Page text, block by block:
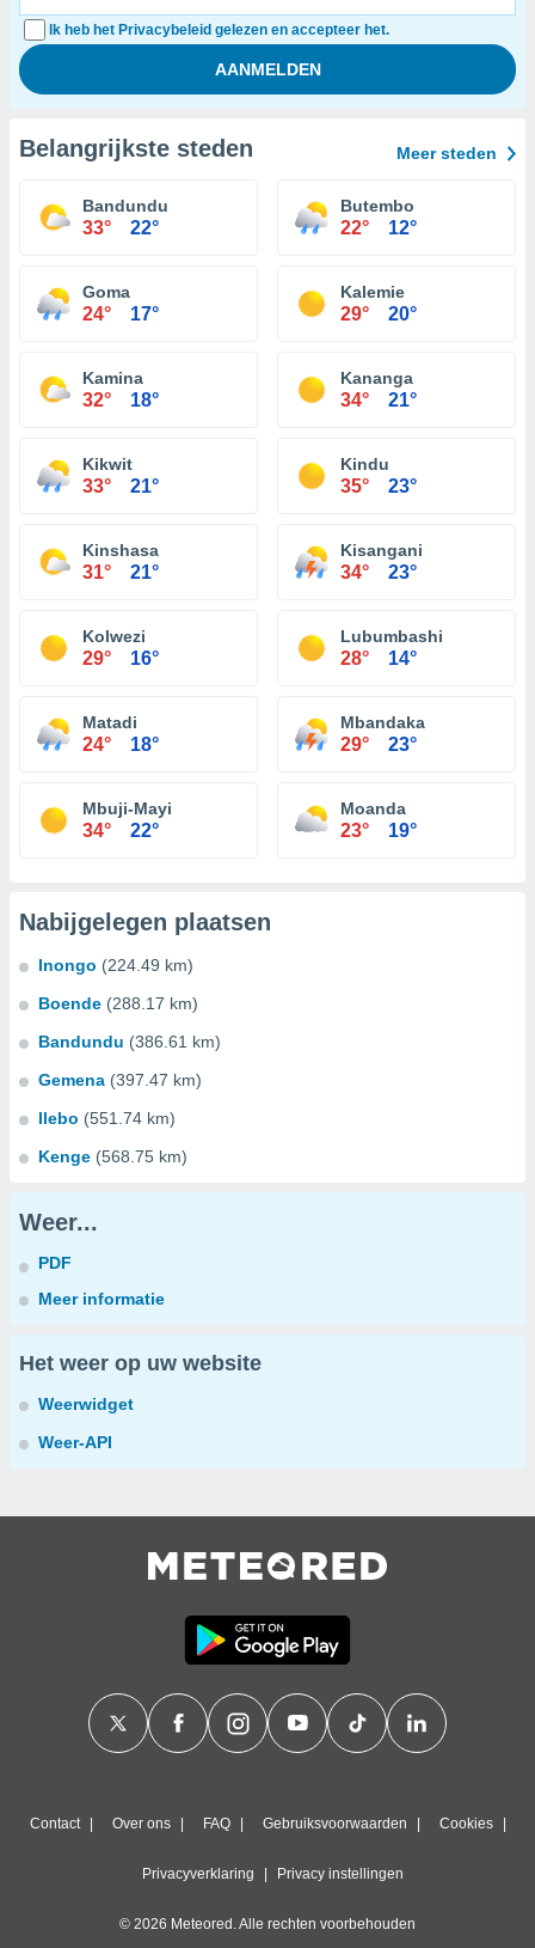
Ik heb het Privacybeleid gelezen en accepteer het.
Belangrijkste steden Meer steden
Bandundu
33° 22°
Butembo
22° 12°
Goma
24° 17°
Kalemie
29° 20°
Kamina
32° 18°
Kananga
34° 21°
Kikwit
33° 21°
Kindu
35° 23°
Kinshasa
31° 21°
Kisangani
34° 23°
Kolwezi
29° 16°
Lubumbashi
28° 14°
Matadi
24° 18°
Mbandaka
29° 23°
Mbuji-Mayi
34° 22°
Moanda
23° 19°
Nabijgelegen plaatsen
Inongo (224.49 km)
Boende (288.17 km)
Bandundu (386.61 km)
Gemena (397.47 km)
Ilebo (551.74 km)
Kenge (568.75 km)
Weer...
PDF
Meer informatie
Het weer op uw website
Weerwidget
Weer-API
Contact Over ons FAQ Gebruiksvoorwaarden Cookies
Privacyverklaring Privacy instellingen
© 2026 Meteored. Alle rechten voorbehouden